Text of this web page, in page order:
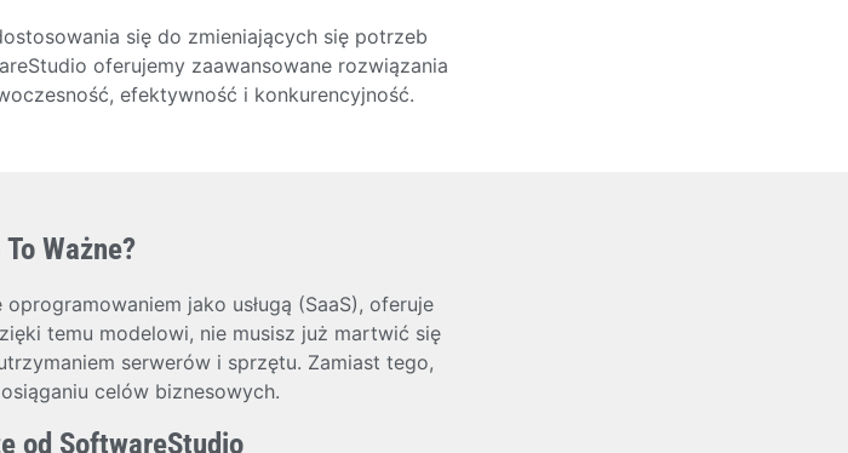
się do zmieniających się potrzeb
oferujemy zaawansowane rozwiązania
efektywność i konkurencyjność.
Ważne?
jako usługą (SaaS), oferuje
temu modelowi, nie musisz już martwić się
serwerów i sprzętu. Zamiast tego,
celów biznesowych.
od SoftwareStudio